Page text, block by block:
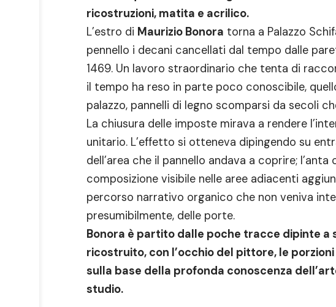
ricostruzioni, matita e acrilico.
L’estro di Maurizio Bonora torna a Palazzo
pennello i decani cancellati dal tempo dalle
1469. Un lavoro straordinario che tenta di
il tempo ha reso in parte poco conoscibile,
palazzo, pannelli di legno scomparsi da secoli
La chiusura delle imposte mirava a rendere
unitario. L’effetto si otteneva dipingendo su
dell’area che il pannello andava a coprire;
composizione visibile nelle aree adiacenti
percorso narrativo organico che non veniva
presumibilmente, delle porte.
Bonora è partito dalle poche tracce dipinte
ricostruito, con l’occhio del pittore, le
sulla base della profonda conoscenza
studio.